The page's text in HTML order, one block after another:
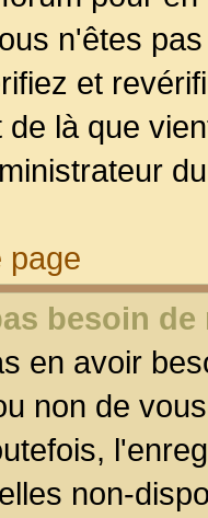
n'êtes
et
là que
page
besoin
en avoir
non de
non-